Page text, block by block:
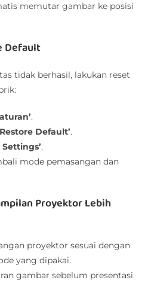
memutar gambar ke posisi
Default
tidak berhasil, lakukan reset
.
Default’.
Settings’.
mode pemasangan dan
Proyektor Lebih
proyektor sesuai dengan
yang dipakai.
gambar sebelum presentasi